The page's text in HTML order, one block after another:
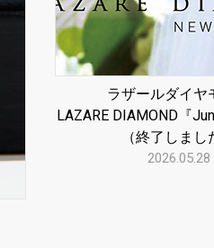
ラザールダイヤ
LAZARE DIAMOND『
（終了しまし
2026.05.28